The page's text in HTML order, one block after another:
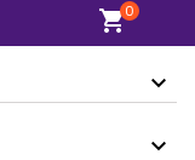
shopping_cart0